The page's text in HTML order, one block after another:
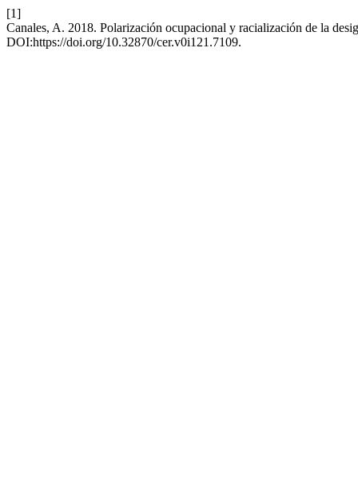
[1]
Canales, A. 2018. Polarización ocupacional y racialización de la
DOI:https://doi.org/10.32870/cer.v0i121.7109.